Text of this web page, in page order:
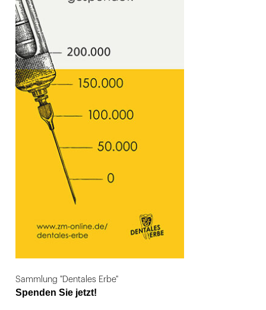
Sammlung "Dentales Erbe"
Spenden Sie jetzt!